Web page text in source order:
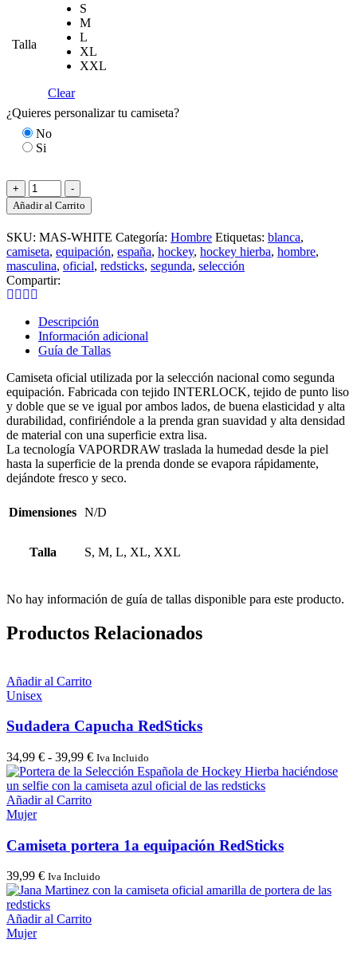
Talla
S
M
L
XL
XXL
Clear
¿Quieres personalizar tu camiseta?
No
Si
+
Camiseta
2a
equipación
cantidad
-
Añadir al Carrito
SKU: MAS-WHITE Categoría: Hombre Etiquetas: blanca,
camiseta, equipación, españa, hockey, hockey hierba, hombre,
masculina, oficial, redsticks, segunda, selección
Compartir:
Descripción
Información adicional
Guía de Tallas
Camiseta oficial utilizada por la selección nacional como segunda
equipación. Fabricada con tejido INTERLOCK, tejido de punto liso
y doble que se ve igual por ambos lados, de buena elasticidad y alta
durabilidad, confiriéndole a la prenda gran suavidad y alta densidad
de material con una superficie extra lisa.
La tecnología VAPORDRAW traslada la humedad desde la piel
hasta la superficie de la prenda donde se evapora rápidamente,
dejándote fresco y seco.
Dimensiones N/D
Talla S, M, L, XL, XXL
No hay información de guía de tallas disponible para este producto.
Productos Relacionados
Añadir al Carrito
Unisex
Sudadera Capucha RedSticks
34,99 € - 39,99 €Rango
de
precios:
39,99 €
Iva Incluido
Añadir al Carrito
Mujer
Camiseta portera 1a equipación RedSticks
39,99 € Iva Incluido
Añadir al Carrito
Mujer